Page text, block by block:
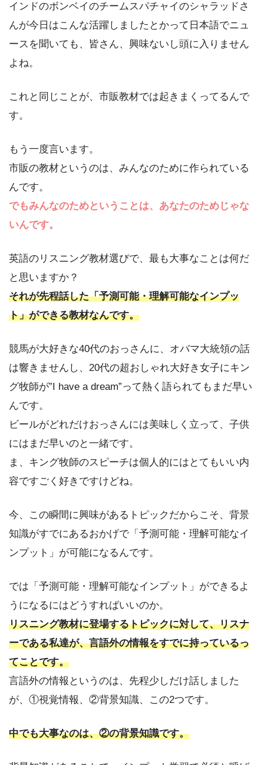
インドのボンベイのチームスパチャイのシャラッドさ
んが今日はこんな活躍しましたとかって日本語でニュ
ースを聞いても、皆さん、興味ないし頭に入りません
よね。
これと同じことが、市販教材では起きまくってるんで
す。
もう一度言います。
市販の教材というのは、みんなのために作られている
んです。
でもみんなのためということは、あなたのためじゃな
いんです。
英語のリスニング教材選びで、最も大事なことは何だ
と思いますか？
それが先程話した「予測可能・理解可能なインプッ
ト」ができる教材なんです。
競馬が大好きな40代のおっさんに、オバマ大統領の話
は響きませんし、20代の超おしゃれ大好き女子にキン
グ牧師が”I have a dream”って熱く語られてもまだ早い
んです。
ビールがどれだけおっさんには美味しく立って、子供
にはまだ早いのと一緒です。
ま、キング牧師のスピーチは個人的にはとてもいい内
容ですごく好きですけどね。
今、この瞬間に興味があるトピックだからこそ、背景
知識がすでにあるおかげで「予測可能・理解可能なイ
ンプット」が可能になるんです。
では「予測可能・理解可能なインプット」ができるよ
うになるにはどうすればいいのか。
リスニング教材に登場するトピックに対して、リスナ
ーである私達が、言語外の情報をすでに持っているっ
てことです。
言語外の情報というのは、先程少しだけ話しました
が、①視覚情報、②背景知識、この2つです。
中でも大事なのは、②の背景知識です。